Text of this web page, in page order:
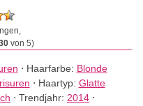
von 5)
⋅ Haarfarbe: Blonde
⋅ Haartyp: Glatte
⋅ Trendjahr: 2014 ⋅